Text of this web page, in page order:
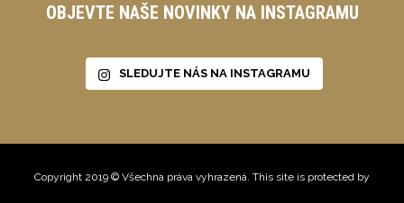
OBJEVTE NAŠE NOVINKY NA INSTAGRAMU
SLEDUJTE NÁS NA INSTAGRAMU
Copyright 2019 © Všechna práva vyhrazená. This site is protected by